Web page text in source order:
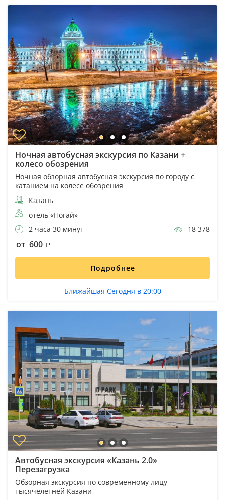
Ночная автобусная экскурсия по Казани +
колесо обозрения
Ночная обзорная автобусная экскурсия по городу с
катанием на колесе обозрения
Казань
отель «Ногай»
2 часа 30 минут
18 378
от 600
Подробнее
Ближайшая Сегодня в 20:00
Автобусная экскурсия «Казань 2.0»
Перезагрузка
Обзорная экскурсия по современному лицу
тысячелетней Казани